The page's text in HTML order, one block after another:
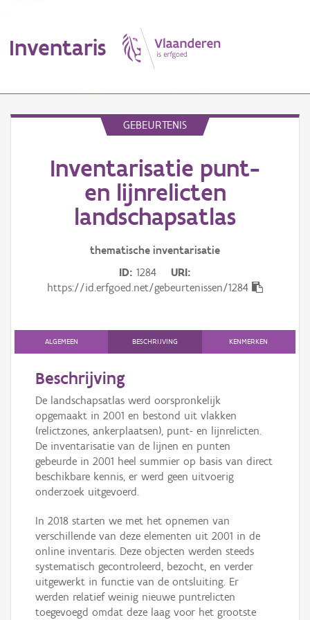
Inventaris
Erfgoedobject
Aanduidingsobject
Gebeurtenis
Downloads
Hergebruik
Aanmelden
GEBEURTENIS
Inventarisatie punt-
en lijnrelicten
landschapsatlas
thematische inventarisatie
ID 1284
URI
https://id.erfgoed.net/gebeurtenissen/1284
ALGEMEEN BESCHRIJVING KENMERKEN
Beschrijving
De landschapsatlas werd oorspronkelijk
opgemaakt in 2001 en bestond uit vlakken
(relictzones, ankerplaatsen), punt- en lijnrelicten.
De inventarisatie van de lijnen en punten
gebeurde in 2001 heel summier op basis van direct
beschikbare kennis, er werd geen uitvoerig
onderzoek uitgevoerd.
In 2018 starten we met het opnemen van
verschillende van deze elementen uit 2001 in de
online inventaris. Deze objecten werden steeds
systematisch gecontroleerd, bezocht, en verder
uitgewerkt in functie van de ontsluiting. Er
werden relatief weinig nieuwe puntrelicten
toegevoegd omdat deze laag voor het grootste